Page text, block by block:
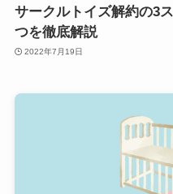
サークルトイズ解約の3
つを徹底解説
2022年7月19日